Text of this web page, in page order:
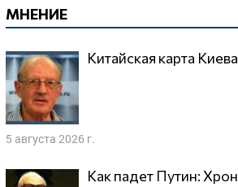
МНЕНИЕ
Китайская карта Киева
5 августа 2026 г.
Как падет Путин: Хроника